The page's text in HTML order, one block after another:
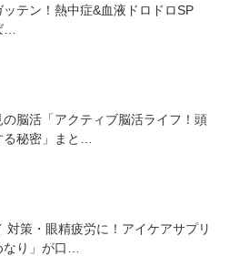
ッテン！熱中症&血液ドロドロSP
…
の脳活「アクティブ脳活ライフ！頭
秘密」まと…
対策・眼精疲労に！アイケアサプリ
なり」が口…